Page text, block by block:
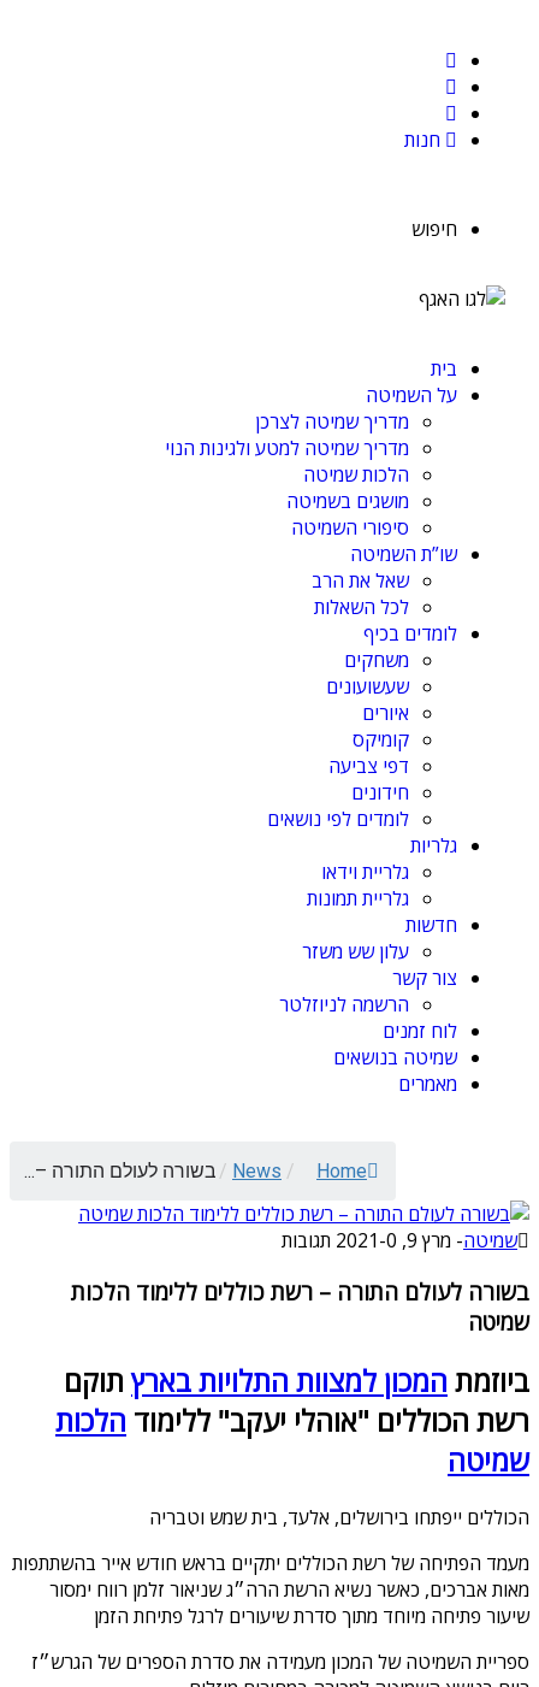
חנות
חיפוש
בית
על השמיטה
מדריך שמיטה לצרכן
מדריך שמיטה למטע ולגינות הנוי
הלכות שמיטה
מושגים בשמיטה
סיפורי השמיטה
שו”ת השמיטה
שאל את הרב
לכל השאלות
לומדים בכיף
משחקים
שעשועונים
איורים
קומיקס
דפי צביעה
חידונים
לומדים לפי נושאים
גלריות
גלריית וידאו
גלריית תמונות
חדשות
עלון שש משזר
צור קשר
הרשמה לניוזלטר
לוח זמנים
שמיטה בנושאים
מאמרים
Home
/
News
/ בשורה לעולם התורה –...
שמיטה- מרץ 9, 2021 -0 תגובות
בשורה לעולם התורה – רשת כוללים ללימוד הלכות
שמיטה
ביוזמת המכון למצוות התלויות בארץתוקם
רשת הכוללים "אוהלי יעקב" ללימוד הלכות
שמיטה
הכוללים ייפתחו בירושלים, אלעד, בית שמש וטבריה
מעמד הפתיחה של רשת הכוללים יתקיים בראש חודש אייר בהשתתפות
מאות אברכים, כאשר נשיא הרשת הרה״ג שניאור זלמן רווח ימסור
שיעור פתיחה מיוחד מתוך סדרת שיעורים לרגל פתיחת הזמן
ספריית השמיטה של המכון מעמידה את סדרת הספרים של הגרש״ז